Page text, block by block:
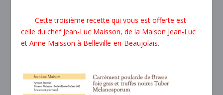
Cette troisième recette qui vous est offerte est
celle du chef Jean-Luc Maisson, de la Maison Jean-Luc
et Anne Maisson à Belleville-en-Beaujolais.